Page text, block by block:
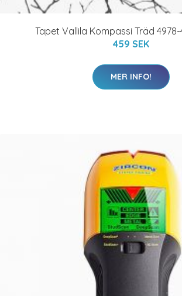
Tapet Vallila Kompassi Träd
459 SEK
MER INFO!